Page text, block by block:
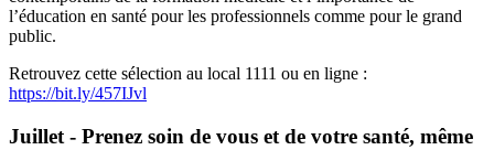
l’éducation en santé pour les professionnels comme pour le grand
public.
Retrouvez cette sélection au local 1111 ou en ligne :
https://bit.ly/457IJvl
Juillet - Prenez soin de vous et de votre santé, même